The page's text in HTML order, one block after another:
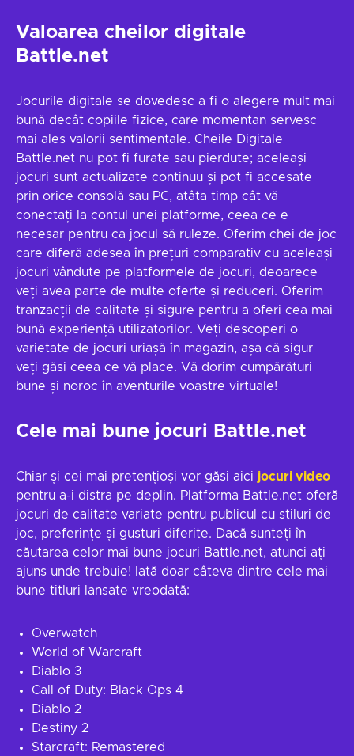
Valoarea cheilor digitale
Battle.net
Jocurile digitale se dovedesc a fi o alegere mult mai
bună decât copiile fizice, care momentan servesc
mai ales valorii sentimentale. Cheile Digitale
Battle.net nu pot fi furate sau pierdute; aceleași
jocuri sunt actualizate continuu și pot fi accesate
prin orice consolă sau PC, atâta timp cât vă
conectați la contul unei platforme, ceea ce e
necesar pentru ca jocul să ruleze. Oferim chei de joc
care diferă adesea în prețuri comparativ cu aceleași
jocuri vândute pe platformele de jocuri, deoarece
veți avea parte de multe oferte și reduceri. Oferim
tranzacții de calitate și sigure pentru a oferi cea mai
bună experiență utilizatorilor. Veți descoperi o
varietate de jocuri uriașă în magazin, așa că sigur
veți găsi ceea ce vă place. Vă dorim cumpărături
bune și noroc în aventurile voastre virtuale!
Cele mai bune jocuri Battle.net
Chiar și cei mai pretențioși vor găsi aici jocuri video
pentru a-i distra pe deplin. Platforma Battle.net oferă
jocuri de calitate variate pentru publicul cu stiluri de
joc, preferințe și gusturi diferite. Dacă sunteți în
căutarea celor mai bune jocuri Battle.net, atunci ați
ajuns unde trebuie! Iată doar câteva dintre cele mai
bune titluri lansate vreodată:
Overwatch
World of Warcraft
Diablo 3
Call of Duty: Black Ops 4
Diablo 2
Destiny 2
Starcraft: Remastered